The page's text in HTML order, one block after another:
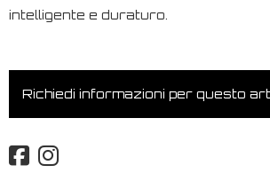
intelligente e duraturo.
Richiedi informazioni per questo